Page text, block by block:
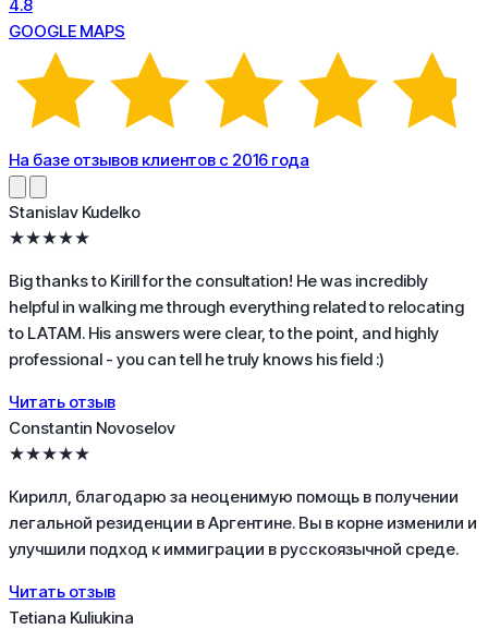
4.8
GOOGLE MAPS
На базе отзывов клиентов с 2016 года
Stanislav Kudelko
★★★★★
Big thanks to Kirill for the consultation! He was incredibly
helpful in walking me through everything related to relocating
to LATAM. His answers were clear, to the point, and highly
professional - you can tell he truly knows his field :)
Читать отзыв
Constantin Novoselov
★★★★★
Кирилл, благодарю за неоценимую помощь в получении
легальной резиденции в Аргентине. Вы в корне изменили и
улучшили подход к иммиграции в русскоязычной среде.
Читать отзыв
Tetiana Kuliukina